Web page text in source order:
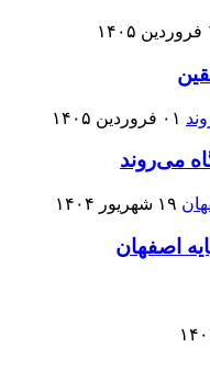
۰۱ فروردین ۱۴۰۵
۱۹ شهریور ۱۴۰۴